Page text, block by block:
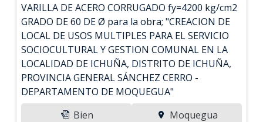
VARILLA DE ACERO CORRUGADO fy=4200 kg/cm2
GRADO DE 60 DE Ø para la obra; "CREACION DE
LOCAL DE USOS MULTIPLES PARA EL SERVICIO
SOCIOCULTURAL Y GESTION COMUNAL EN LA
LOCALIDAD DE ICHUÑA, DISTRITO DE ICHUÑA,
PROVINCIA GENERAL SÁNCHEZ CERRO -
DEPARTAMENTO DE MOQUEGUA"
Bien
Moquegua